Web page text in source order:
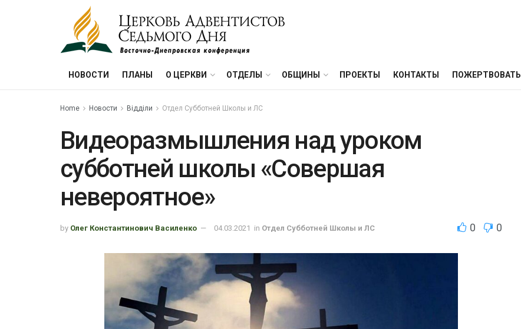
НОВОСТИ ПЛАНЫ О ЦЕРКВИ ОТДЕЛЫ ОБЩИНЫ ПРОЕКТЫ КОНТАКТЫ ПОЖЕРТВОВАТЬ
Home Новости Відділи Отдел Субботней Школы и ЛС
Видеоразмышления над уроком
субботней школы «Совершая
невероятное»
by Олег Константинович Василенко 04.03.2021 in Отдел Субботней Школы и ЛС 0 0